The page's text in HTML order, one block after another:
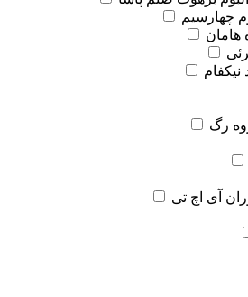
چهارسیم
هامان
نیکفام
رگ
آی اچ تی